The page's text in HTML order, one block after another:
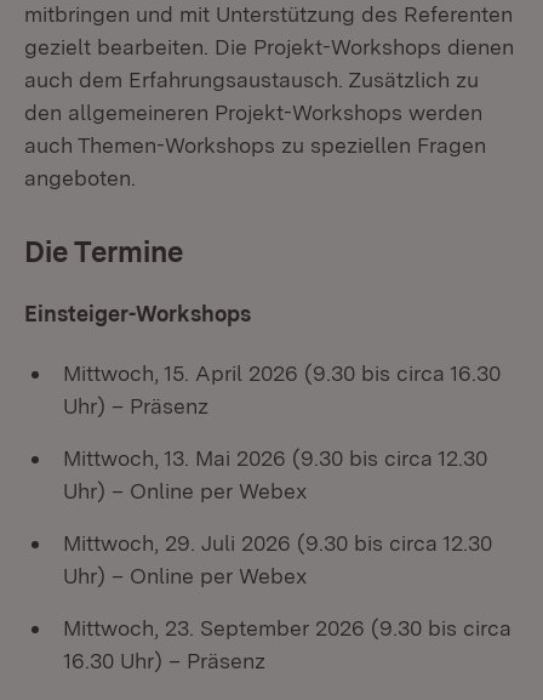
mitbringen und mit Unterstützung des Referenten
gezielt bearbeiten. Die Projekt-Workshops dienen
auch dem Erfahrungsaustausch. Zusätzlich zu
den allgemeineren Projekt-Workshops werden
auch Themen-Workshops zu speziellen Fragen
angeboten.
Die Termine
Einsteiger-Workshops
Mittwoch, 15. April 2026 (9.30 bis circa 16.30
Uhr) – Präsenz
Mittwoch, 13. Mai 2026 (9.30 bis circa 12.30
Uhr) – Online per Webex
Mittwoch, 29. Juli 2026 (9.30 bis circa 12.30
Uhr) – Online per Webex
Mittwoch, 23. September 2026 (9.30 bis circa
16.30 Uhr) – Präsenz